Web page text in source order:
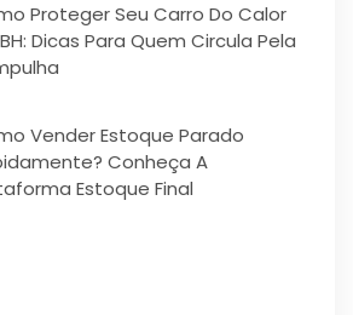
Proteger Seu Carro Do Calor
Dicas Para Quem Circula Pela
Vender Estoque Parado
Conheça A
Estoque Final